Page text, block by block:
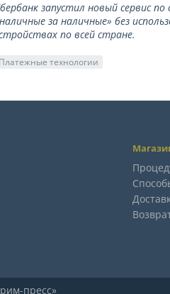
запустил новый сервис
за наличные» без
по всей стране.
Платежные технологии
пресс»